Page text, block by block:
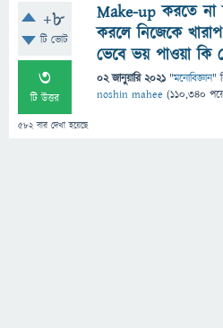
+8
টি ভোট
3
টি উত্তর
582বার দেখা হয়েছে
Make-up করতে না
করলে নিজেকে
ভেবে ভয় পাওয়া কি
02 জানুয়ারি 2021 "মনোবিজ্ঞান"
noshin mahee (110,340